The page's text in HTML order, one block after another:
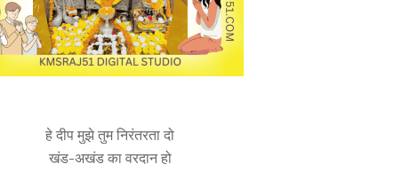
हे दीप मुझे तुम निरंतरता दो
खंड-अखंड का वरदान हो